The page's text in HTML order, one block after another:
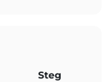
Steg